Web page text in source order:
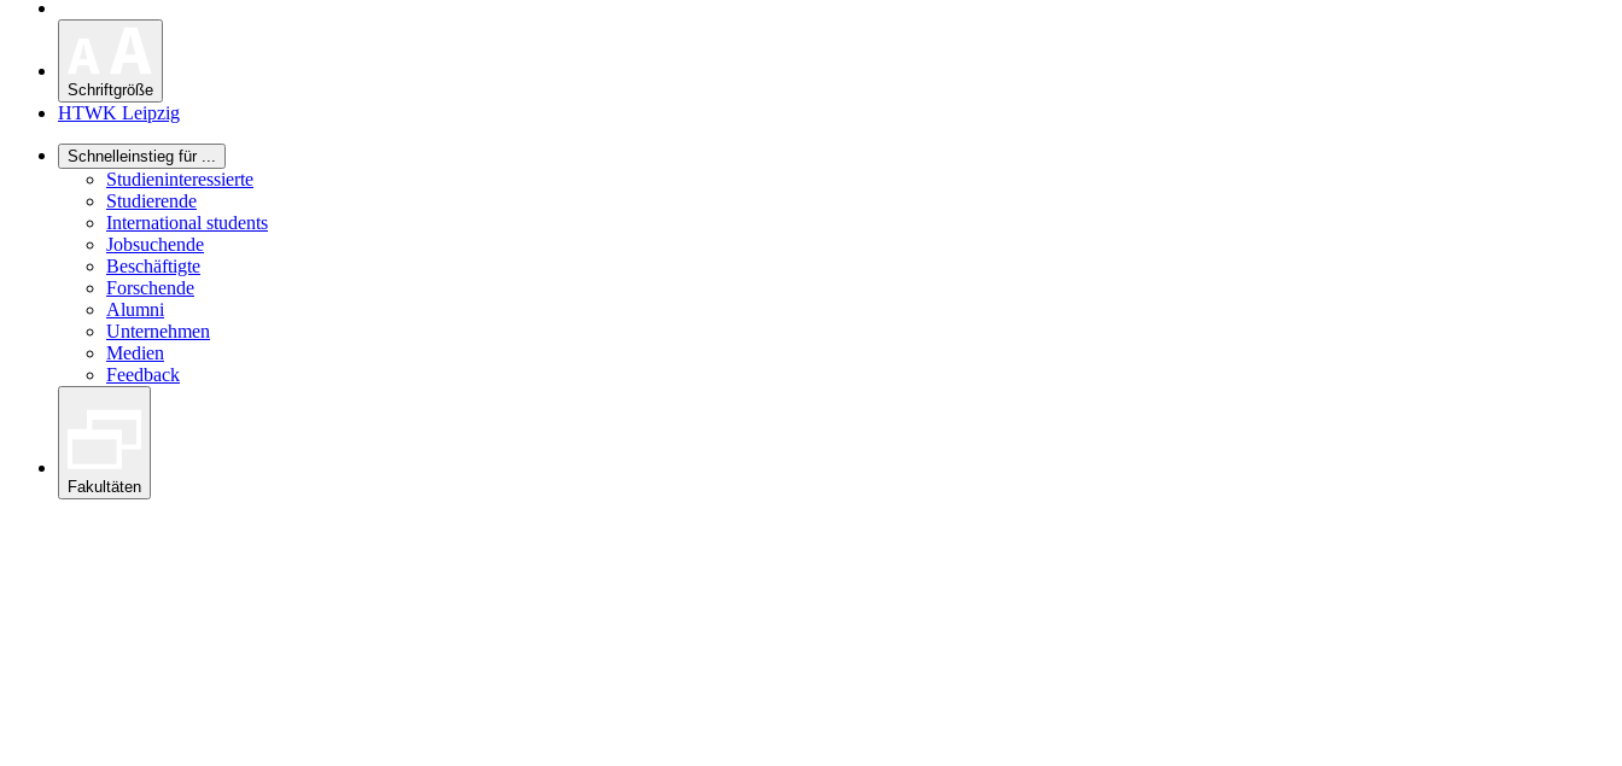
Schriftgröße
HTWK Leipzig
Schnelleinstieg für ...
Studieninteressierte
Studierende
International students
Jobsuchende
Beschäftigte
Forschende
Alumni
Unternehmen
Medien
Feedback
Fakultäten